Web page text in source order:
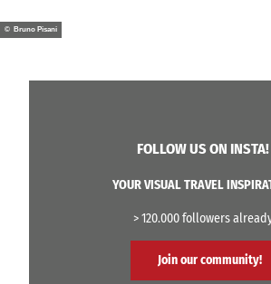
© Bruno Pisani
FOLLOW US ON INSTA!
YOUR VISUAL TRAVEL
> 120.000 followers
Join our community!